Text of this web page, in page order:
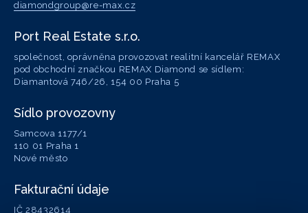
diamondgroup@re-max.cz
Port Real Estate s.r.o.
společnost, oprávněna provozovat realitní kancelář REMAX
pod obchodní značkou REMAX Diamond se sídlem:
Diamantová 746/26, 154 00 Praha 5
Sídlo provozovny
Samcova 1177/1
110 01 Praha 1
Nové město
Fakturační údaje
IČ 28432614